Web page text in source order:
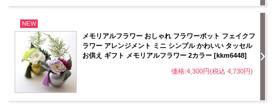
NEW
メモリアルフラワー おしゃれ フラワーポット フェイクフ
ラワー アレンジメント ミニ シンプル かわいい タッセル
お供え ギフト メモリアルフラワー 2カラー [kkm6448]
価格:4,300円(税込 4,730円)